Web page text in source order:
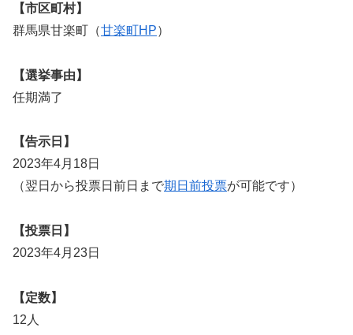
【市区町村】
群馬県甘楽町（甘楽町HP）
【選挙事由】
任期満了
【告示日】
2023年4月18日
（翌日から投票日前日まで期日前投票が可能です）
【投票日】
2023年4月23日
【定数】
12人